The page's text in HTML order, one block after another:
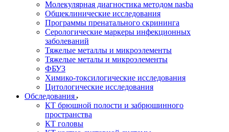
Молекулярная диагностика методом nasba
Общеклинические исследования
Программы пренатального скрининга
Серологические маркеры инфекционных
заболеваний
Тяжелые металлы и микроэлементы
Тяжелые металы и микроэлементы
ФБУЗ
Химико-токсилогические исследования
Цитологические исследования
Обследования
КТ брюшной полости и забрюшинного
пространства
КТ головы